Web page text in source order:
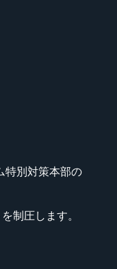
特別対策本部の
制圧します。